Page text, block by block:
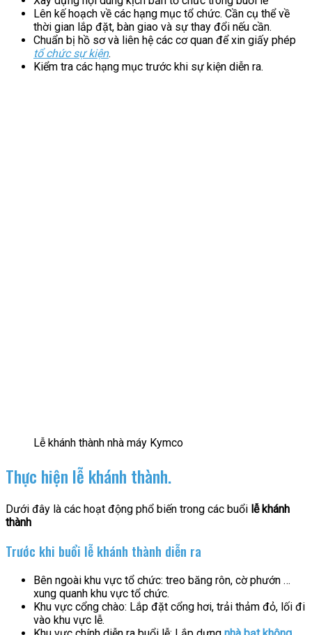
Lên kế hoạch về các hạng mục tổ chức. Cần cụ thể về
thời gian lắp đặt, bàn giao và sự thay đổi nếu cần.
Chuẩn bị hồ sơ và liên hệ các cơ quan để xin giấy phép
tổ chức sự kiện.
Kiểm tra các hạng mục trước khi sự kiện diễn ra.
Lễ khánh thành nhà máy Kymco
Thực hiện lễ khánh thành.
Dưới đây là các hoạt động phổ biến trong các buổi lễ khánh
thành
Trước khi buổi lễ khánh thành diễn ra
Bên ngoài khu vực tổ chức: treo băng rôn, cờ phướn …
xung quanh khu vực tổ chức.
Khu vực cổng chào: Lắp đặt cổng hơi, trải thảm đỏ, lối đi
vào khu vực lễ.